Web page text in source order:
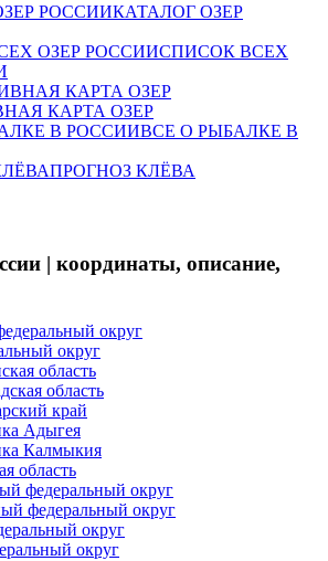
КАТАЛОГ ОЗЕР
СПИСОК ВСЕХ
КАРТА ОЗЕР
ВСЕ О РЫБАЛКЕ В
ПРОГНОЗ КЛЁВА
| координаты, описание,
округ
округ
область
область
край
Адыгея
Калмыкия
область
федеральный округ
федеральный округ
округ
округ